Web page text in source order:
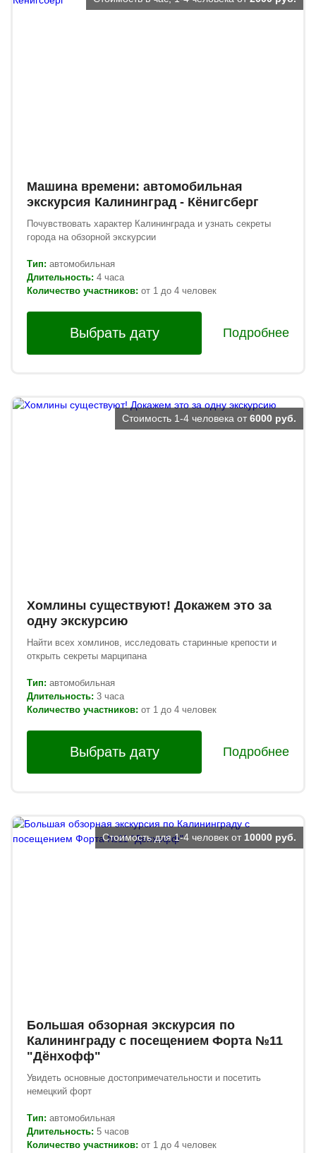
Машина времени: автомобильная
экскурсия Калининград - Кёнигсберг
Почувствовать характер Калининграда и узнать секреты
города на обзорной экскурсии
Тип: автомобильная
Длительность: 4 часа
Количество участников: от 1 до 4 человек
Выбрать дату Подробнее
Хомлины существуют! Докажем это за
одну экскурсию
Найти всех хомлинов, исследовать старинные крепости и
открыть секреты марципана
Тип: автомобильная
Длительность: 3 часа
Количество участников: от 1 до 4 человек
Стоимость 1-4 человека от 6000 руб.
Выбрать дату Подробнее
Большая обзорная экскурсия по
Калининграду с посещением Форта №11
"Дёнхофф"
Увидеть основные достопримечательности и посетить
немецкий форт
Тип: автомобильная
Длительность: 5 часов
Количество участников: от 1 до 4 человек
Стоимость для 1-4 человек от 10000 руб.